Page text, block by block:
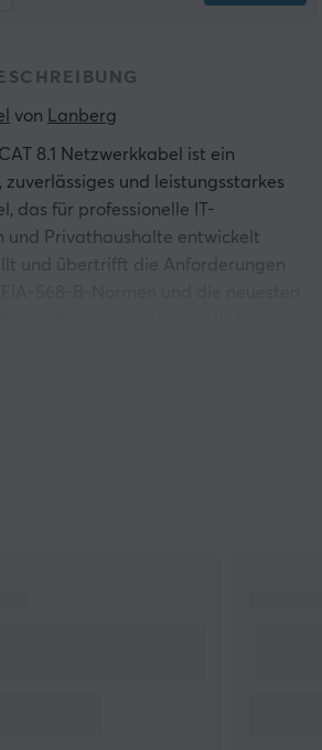
von Lanberg
8.1 Netzwerkkabel ist ein
zuverlässiges und leistungsstarkes
das für professionelle IT-
und Privathaushalte entwickelt
und übertrifft die Anforderungen